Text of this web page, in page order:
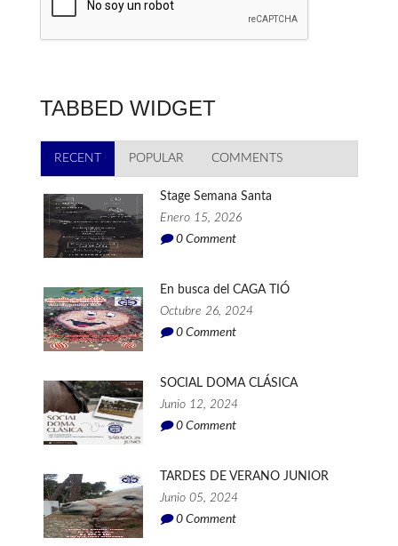
TABBED WIDGET
RECENT (SOLAPA ACTIVA)
POPULAR COMMENTS
Stage Semana Santa
Enero 15, 2026
0 Comment
En busca del CAGA TIÓ
Octubre 26, 2024
0 Comment
SOCIAL DOMA CLÁSICA
Junio 12, 2024
0 Comment
TARDES DE VERANO JUNIOR
Junio 05, 2024
0 Comment